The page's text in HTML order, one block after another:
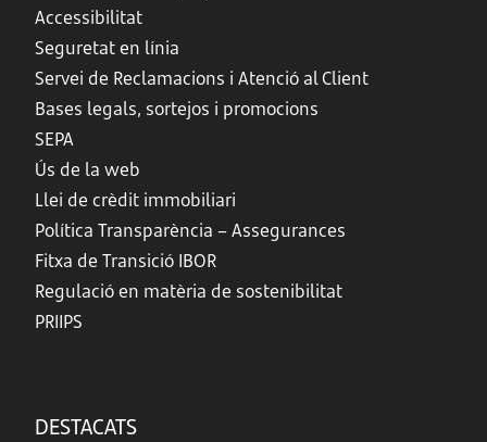
Accessibilitat
Seguretat en línia
Servei de Reclamacions i Atenció al Client
Bases legals, sortejos i promocions
SEPA
Ús de la web
Llei de crèdit immobiliari
Política Transparència – Assegurances
Fitxa de Transició IBOR
Regulació en matèria de sostenibilitat
PRIIPS
DESTACATS